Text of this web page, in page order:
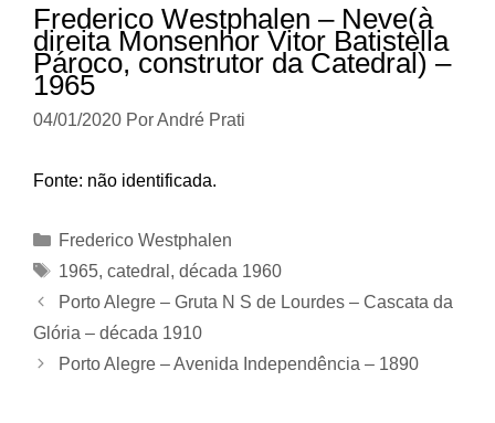
Frederico Westphalen – Neve(à
direita Monsenhor Vitor Batistella
Pároco, construtor da Catedral) –
1965
04/01/2020 PorAndré Prati
Fonte: não identificada.
Categorias
Frederico Westphalen
Tags
1965, catedral , década 1960
Porto Alegre – Gruta N S de Lourdes – Cascata da
Glória – década 1910
Porto Alegre – Avenida Independência – 1890